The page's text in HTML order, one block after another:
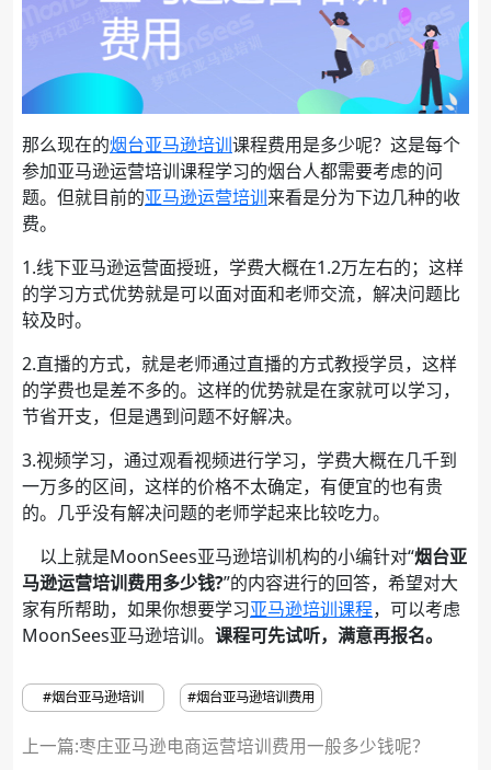
那么现在的烟台亚马逊培训课程费用是多少呢？这是每个
参加亚马逊运营培训课程学习的烟台人都需要考虑的问
题。但就目前的亚马逊运营培训来看是分为下边几种的收
费。
1.线下亚马逊运营面授班，学费大概在1.2万左右的；这样
的学习方式优势就是可以面对面和老师交流，解决问题比
较及时。
2.直播的方式，就是老师通过直播的方式教授学员，这样
的学费也是差不多的。这样的优势就是在家就可以学习，
节省开支，但是遇到问题不好解决。
3.视频学习，通过观看视频进行学习，学费大概在几千到
一万多的区间，这样的价格不太确定，有便宜的也有贵
的。几乎没有解决问题的老师学起来比较吃力。
以上就是MoonSees亚马逊培训机构的小编针对“烟台亚
马逊运营培训费用多少钱?”的内容进行的回答，希望对大
家有所帮助，如果你想要学习亚马逊培训课程，可以考虑
MoonSees亚马逊培训。 课程可先试听，满意再报名。
#烟台亚马逊培训 #烟台亚马逊培训费用
上一篇:枣庄亚马逊电商运营培训费用一般多少钱呢？